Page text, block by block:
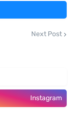
Next Post
Instagram